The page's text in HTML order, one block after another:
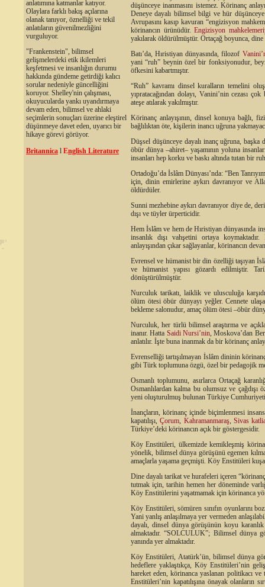
anlatımına katmanlar katıyor.
Olaylara farklı bakış açılarına
olanak tanıyor, öznelliği ve tekil
anlatıların güvenilmezliğini
vurguluyor.
"Frankenstein", bilimsel
gelişmelerdeki etik ikilemleri
keşfetmesi ve insanlığın durumu
hakkında gündeme getirdiği kalıcı
sorular nedeniyle güncelliğini
koruyor. Shelley'nin çalışması,
okuyucularda yankı uyandırmaya
devam eden, bilimsel ve ahlaki
seçimlerin sonuçları üzerine eleştirel
düşünmeye davet eden, uyarıcı bir
hikaye görevi görüyor.
Britannica l English Literature
düşünceye inanmasını istemez. Körinanç
Deneye dayalı bilimsel bilgi ve hür
Avrupasını kasıp kavuran “engizisyon
körinancın ürünüdür.Engizisyon
yakılarak öldürülmüştür. Ortaçağ boyunca,
Batı’da, Hıristiyan dünyasında, filozof
yani “ruh” beynin özel bir fonksiyonudur,
öfkesini kabartmıştır.
“Ruh” kavramı dinsel kuralların temelini
yıpratacağından dolayı, Vanini’nin cezası
ateşe atılarak yakılmıştır.
Körinanç anlayışının, dinsel konuya bağlı,
bağlılıktan öte, kişilerin inancı uğruna
Düşsel düşünceye dayalı inanç uğruna,
öbür dünya –ahiret– yaşamının yoluna
insanları hep korku ve baskı altında tutan bir
Ortadoğu’da İslâm Dünyası’nda: “Ben
için, dinin emirlerine aykırı davranıyor ve
öldürdüler.
Sunni mezhebine aykırı davranıyor diye de,
dışı ve tüyler ürperticidir.
Hem İslâm ve hem de Hıristiyan dünyasında
insanlık dışı vahşetini ortaya
anlayışından çıkar sağlayanlar, körinancın
Evrensel ve hümanist bir din özelliği taşıyan
ve hümanist yapısı gözardı edilmiştir.
dönüştürülmüştür.
Nurculuk tarikatı, laiklik ve ulusculuğa
ölüm ötesi öbür dünyayı yeğler. Cennete
bekleme salonudur, amaç ölüm ötesi –öbür
Nurculuk, her türlü bilimsel araştırma ve
inanır. Hatta Saidi Nursi’nin , Moskova’dan
anlatılır. İşte buna inanmak da bir körinanç
Evrenselliği tartışılmayan İslâm dininin
gibi Türk toplumuna özgü, özel bir pedagojik
Osmanlı toplumunu, asırlarca Ortaçağ
Osmanlılardan kalma bu olumsuz ve
yeni oluşturulmuş bulunan Türkiye Cumhuriyeti
İnançların, körinanç içinde biçimlenmesi
kapatılışı,Çorum Kahramanmaraş, Sivas
Türkiye’deki körinancın açık bir göstergesidir.
Köy Enstitüleri, ülkemizde kemikleşmiş
yönelik, bilimsel dünya görüşünü egemen
amaçlarla yaşama geçmişti. Köy Enstitüleri
Dine dayalı tarikat ve hurafeleri içeren
tutmak için, tarihin hemen her döneminde
Köy Enstitülerini yaşatmamak için körinanca
Köy Enstitüleri, sömüren sınıfın oyunlarını
Yani yanlış anlaşılmaya yer vermeden
dayalı, dinsel dünya görüşünün koyu
almaktadır. “SOLCULUK”; Bilimsel dünya
yanında yer almaktadır.
Köy Enstitüleri, Atatürk’ün, bilimsel dünya
hedeflere yaklaştıkça, Köy Enstitüleri’nin
hareket eden, körinanca yaslanan politikacı
Enstitüleri’nin kapatılışına önayak olanların